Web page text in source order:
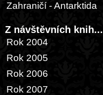
Zahraničí - Antarktida
Z návštěvních knih...
Rok 2004
Rok 2005
Rok 2006
Rok 2007